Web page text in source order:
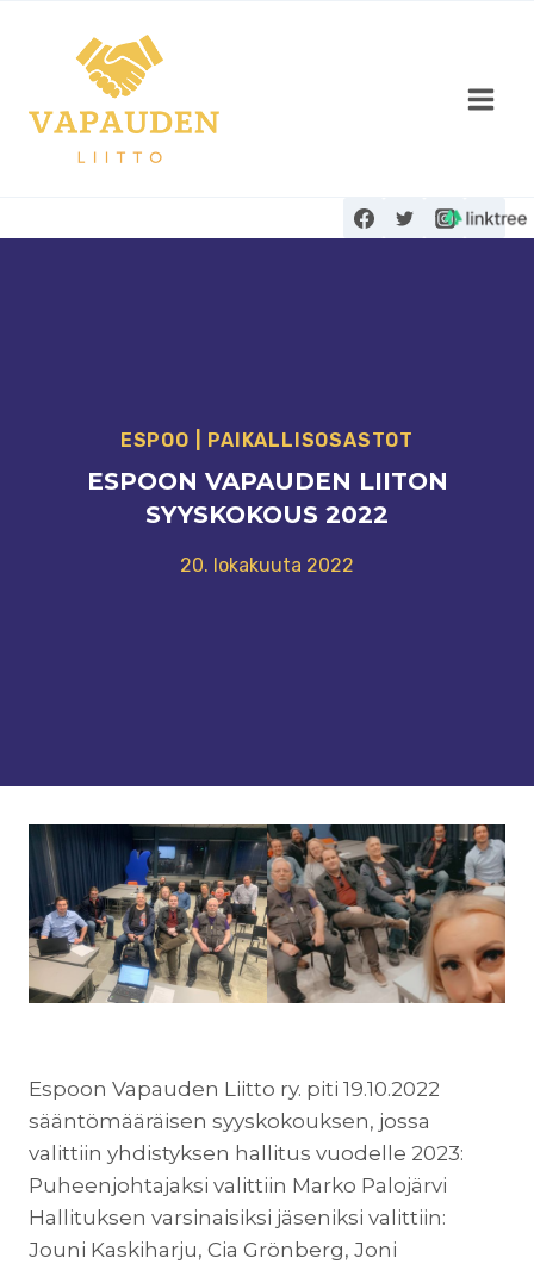
sisältöön
ESPOO PAIKALLISOSASTOT
ESPOON VAPAUDEN LIITON
SYYSKOKOUS 2022
20. lokakuuta 2022
Espoon Vapauden Liitto ry. piti 19.10.2022
sääntömääräisen syyskokouksen, jossa
valittiin yhdistyksen hallitus vuodelle 2023:
Puheenjohtajaksi valittiin Marko Palojärvi
Hallituksen varsinaisiksi jäseniksi valittiin:
Jouni Kaskiharju, Cia Grönberg, Joni